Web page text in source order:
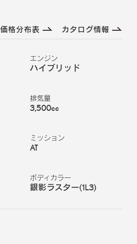
価格分布表 カタログ情報
エンジン
ハイブリッド
排気量
3,500cc
ミッション
AT
ボディカラー
銀影ラスター(1L3)